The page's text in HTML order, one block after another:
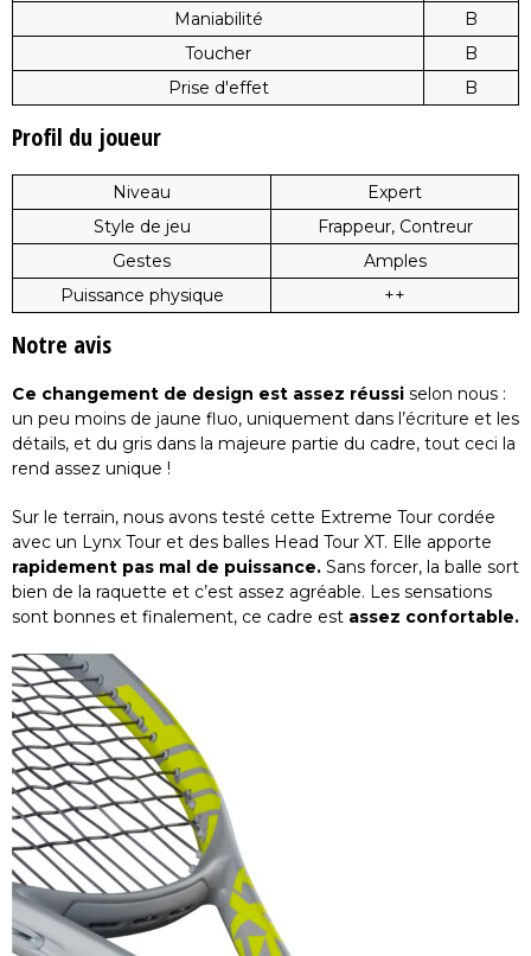
Maniabilité
B
Toucher
B
Prise d'effet
B
Profil du joueur
Niveau
Expert
Style de jeu
Frappeur, Contreur
Gestes
Amples
Puissance physique
++
Notre avis
Ce changement de design est assez réussi selon nous :
un peu moins de jaune fluo, uniquement dans l’écriture et les
détails, et du gris dans la majeure partie du cadre, tout ceci la
rend assez unique !
Sur le terrain, nous avons testé cette Extreme Tour cordée
avec un Lynx Tour et des balles Head Tour XT. Elle apporte
rapidement pas mal de puissance. Sans forcer, la balle sort
bien de la raquette et c’est assez agréable. Les sensations
sont bonnes et finalement, ce cadre est assez confortable.